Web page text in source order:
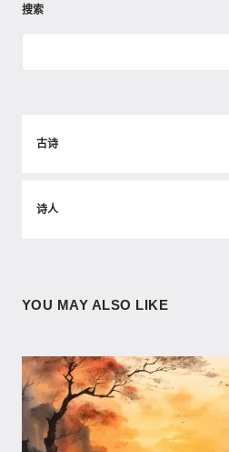
搜索
古诗
诗人
YOU MAY ALSO LIKE